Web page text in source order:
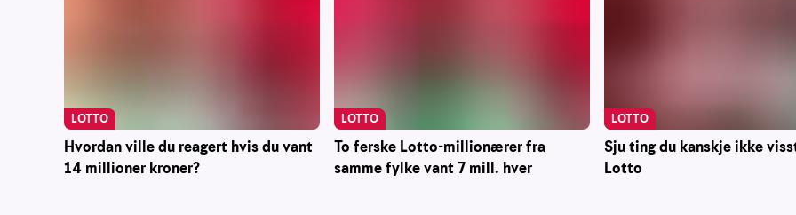
Hvordan ville du reagert hvis du vant
14 millioner kroner?
LOTTO
To ferske Lotto-millionærer fra
samme fylke vant 7 mill. hver
LOTTO
Sju ting du kanskje ikke
Lotto
LOTTO